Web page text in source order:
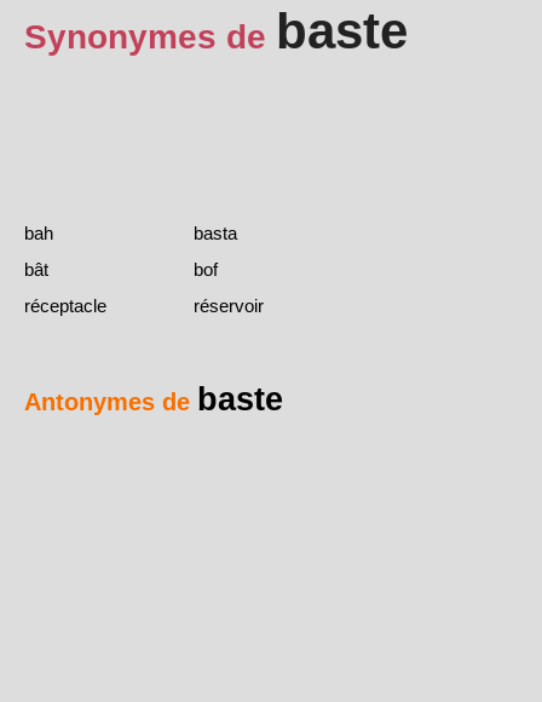
Synonymes de baste
bah
basta
bât
bof
réceptacle
réservoir
Antonymes de baste